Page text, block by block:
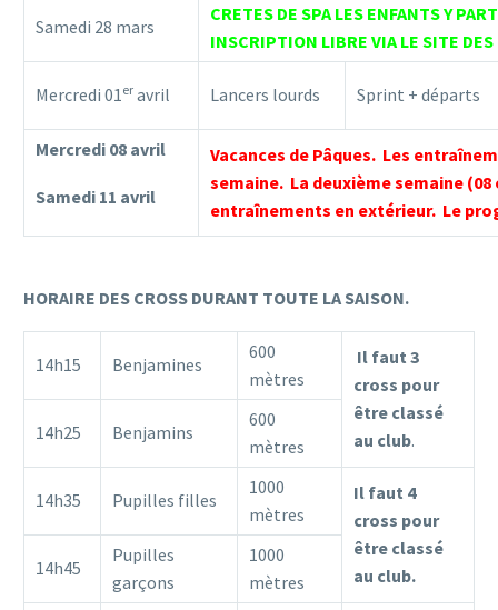
Samedi 28 mars
CRETES DE SPA LES ENFANTS Y
INSCRIPTION LIBRE VIA LE SITE DES
Mercredi 01er avril Lancers lourds Sprint + départs
Mercredi 08 avril
Samedi 11 avril
Vacances de Pâques. Les
semaine. La deuxième semaine
entraînements en extérieur. Le
HORAIRE DES CROSS DURANT TOUTE LA SAISON.
14h15 Benjamines
600
mètres
Il faut 3
cross pour
être classé
au club.
14h25 Benjamins
600
mètres
14h35 Pupilles filles
1000
mètres
Il faut 4
cross pour
être classé
au club.
14h45
Pupilles
garçons
1000
mètres